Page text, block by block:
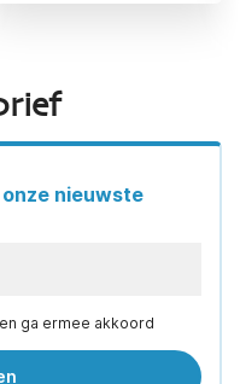
nieuwste
ga ermee akkoord